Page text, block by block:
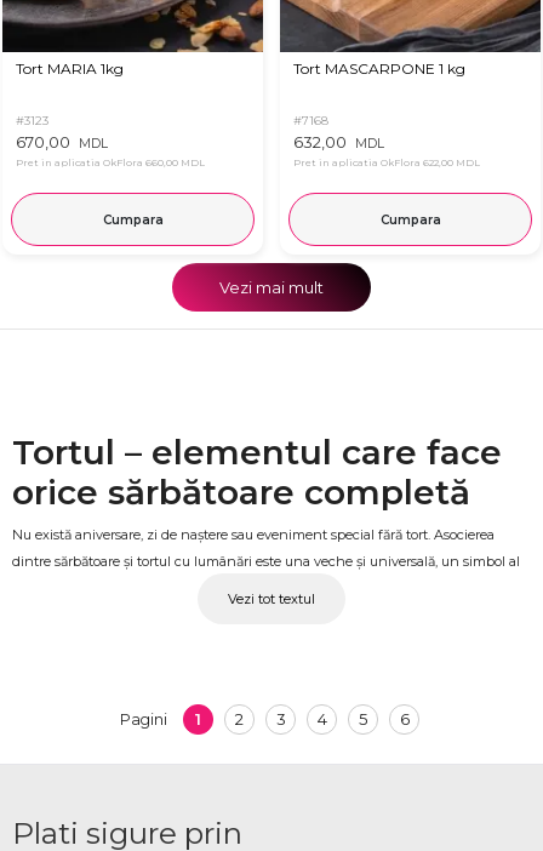
Tort MARIA 1kg
#3123
670,00 MDL
Pret in aplicatia OkFlora 660,00 MDL
Cumpara
Tort MASCARPONE 1 kg
#7168
632,00 MDL
Pret in aplicatia OkFlora 622,00 MDL
Cumpara
Vezi mai mult
Tortul – elementul care face
orice sărbătoare completă
Nu există aniversare, zi de naștere sau eveniment special fără tort. Asocierea
dintre sărbătoare și tortul cu lumânări este una veche și universală, un simbol al
ocazii speciale
Fiecare comandă este pregătită cu atenție, astfel încât tortul să ajungă în stare
Vezi tot textul
Pagini 1 2 3 4 5 6
Plati sigure prin